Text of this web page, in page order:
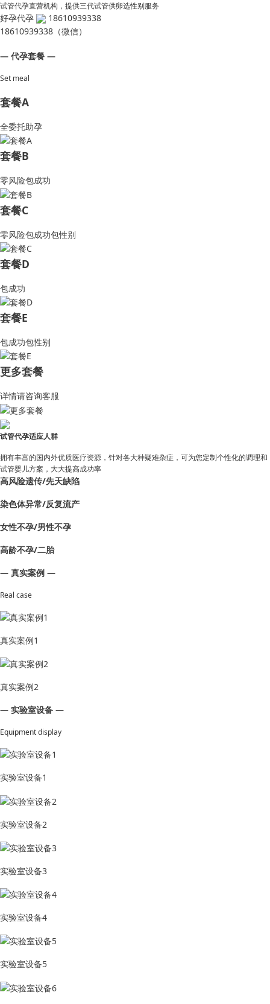
试管代孕直营机构，提供三代试管供卵选性别服务
好孕代孕
18610939338
18610939338（微信）
— 代孕套餐 —
Set meal
套餐A
全委托助孕
套餐B
零风险包成功
套餐C
零风险包成功包性别
套餐D
包成功
套餐E
包成功包性别
更多套餐
详情请咨询客服
试管代孕适应人群
拥有丰富的国内外优质医疗资源，针对各大种疑难杂症，可为您定制个性化的调理和
试管婴儿方案，大大提高成功率
高风险遗传/先天缺陷
染色体异常/反复流产
女性不孕/男性不孕
高龄不孕/二胎
— 真实案例 —
Real case
真实案例1
真实案例2
— 实验室设备 —
Equipment display
实验室设备1
实验室设备2
实验室设备3
实验室设备4
实验室设备5